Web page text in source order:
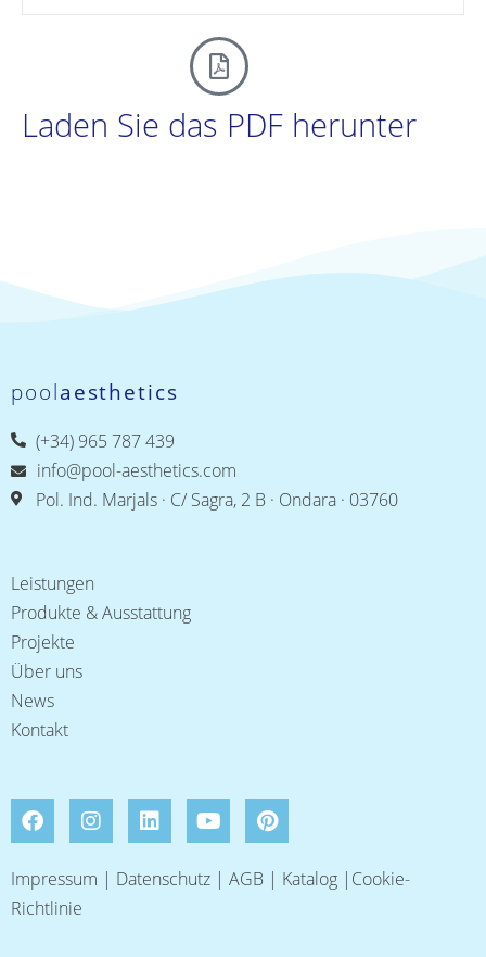
Laden Sie das PDF herunter
poolaesthetics
(+34) 965 787 439
info@pool-aesthetics.com
Pol. Ind. Marjals · C/ Sagra, 2 B · Ondara · 03760
Leistungen
Produkte & Ausstattung
Projekte
Über uns
News
Kontakt
Impressum | Datenschutz | AGB | Katalog | Cookie-
Richtlinie